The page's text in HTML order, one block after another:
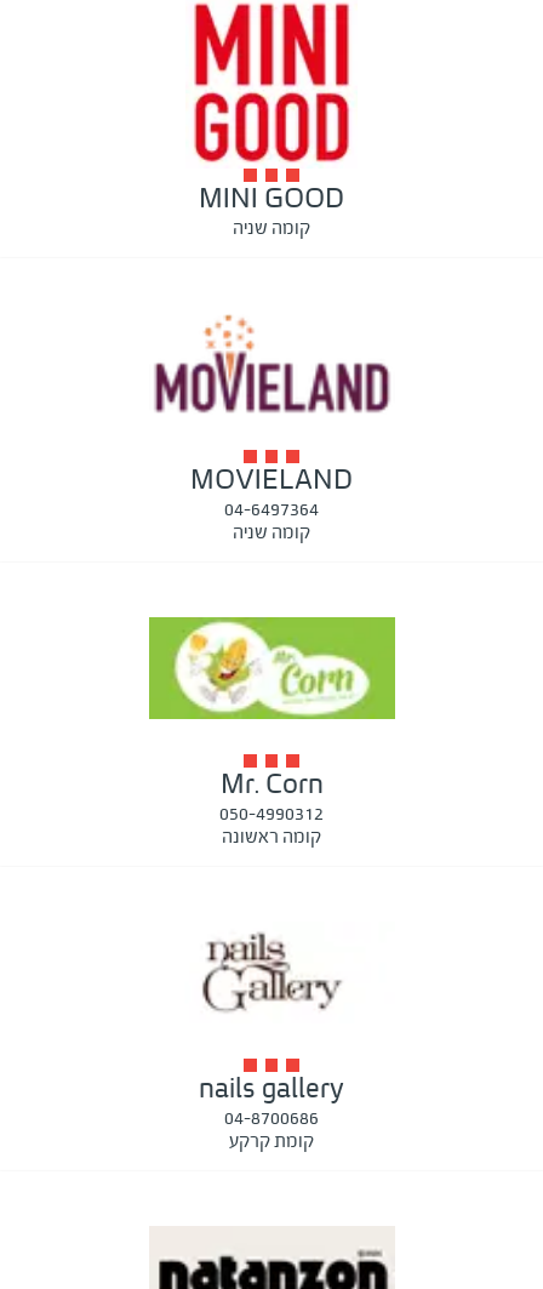
MINI GOOD
קומה שניה
MOVIELAND
04-6497364
קומה שניה
Mr. Corn
050-4990312
קומה ראשונה
nails gallery
04-8700686
קומת קרקע